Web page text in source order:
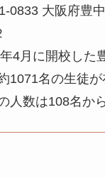
0833 大阪府豊
4月に開校した
1071名の生徒
人数は108名か